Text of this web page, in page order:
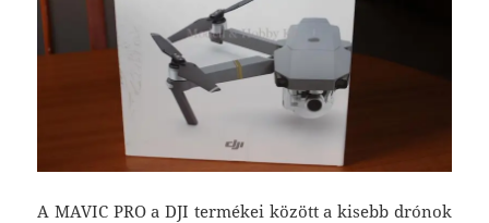
A MAVIC PRO a DJI termékei között a kisebb drónok